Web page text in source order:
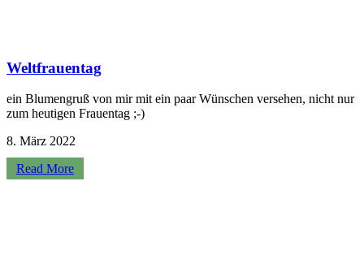
Weltfrauentag
ein Blumengruß von mir mit ein paar Wünschen versehen, nicht nur
zum heutigen Frauentag ;-)
8. März 2022
Read More